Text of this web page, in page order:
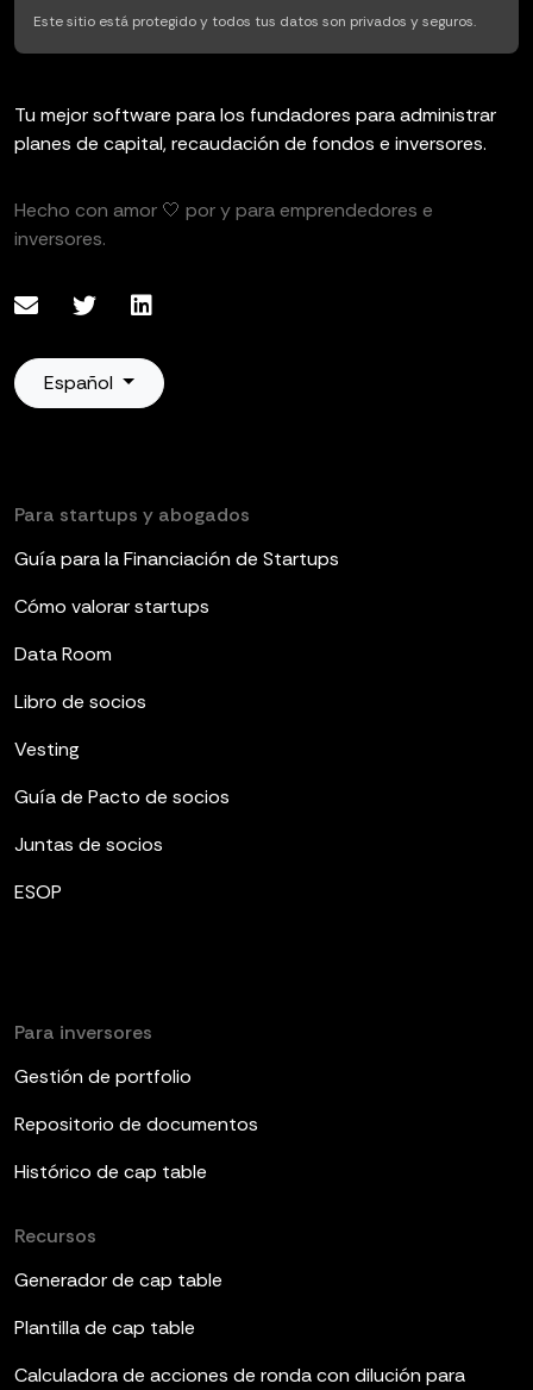
Este sitio está protegido y todos tus datos son privados y seguros.
Tu mejor software para los fundadores para administrar
planes de capital, recaudación de fondos e inversores.
Hecho con amor 🤍 por y para emprendedores e
inversores.
Español
Para startups y abogados
Guía para la Financiación de Startups
Cómo valorar startups
Data Room
Libro de socios
Vesting
Guía de Pacto de socios
Juntas de socios
ESOP
Para inversores
Gestión de portfolio
Repositorio de documentos
Histórico de cap table
Recursos
Generador de cap table
Plantilla de cap table
Calculadora de acciones de ronda con dilución para